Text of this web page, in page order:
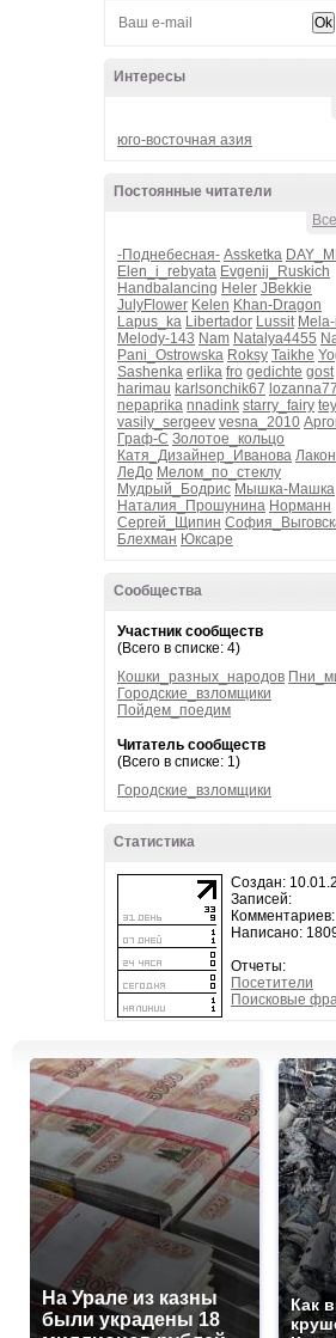
Интересы
юго-восточная азия
Постоянные читатели
-Поднебесная- Assketka
Elen_i_rebyata Evgenij_Ruskich
Handbalancing Heler JBekkie
JulyFlower Kelen Khan-Dragon
Lapus_ka Libertador Lussit
Melody-143 Nam Natalya4455
Pani_Ostrowska Roksy Taikhe
Sashenka erlika fro gedichte gost
harimau karlsonchik67
nepaprika nnadink starry_fairy
vasily_sergeev vesna_2010
Граф-С Золотое_кольцо
Катя_Дизайнер_Иванова
ЛеДо Мелом_по_стеклу
Мудрый_Бодрис Мышка-Машка
Наталия_Прошунина Норманн
Сергей_Щипин
Блехман Юксаре
Сообщества
Участник сообществ
(Всего в списке: 4)
Кошки_разных_народов
Городские_взломщики
Пойдем_поедим
Читатель сообществ
(Всего в списке: 1)
Городские_взломщики
Статистика
Создан:
Записей:
Комментариев:
Написано:
Отчеты:
Посетители
Поисковые
На Урале из казны
были украдены 18
Как